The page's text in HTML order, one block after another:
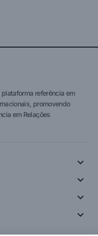
referência em
promovendo
em Relações